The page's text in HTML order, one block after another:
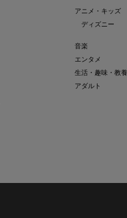
アニメ・キッズ
ディズニー
音楽
エンタメ
生活・趣味・教養
アダルト